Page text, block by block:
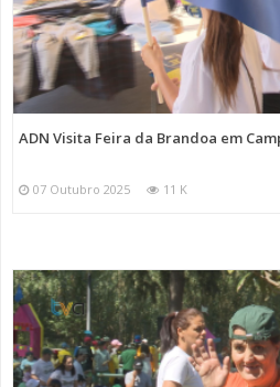
ADN Visita Feira da Brandoa em
07 Outubro 2025 11 K